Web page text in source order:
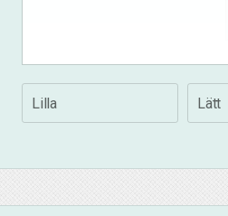
Lilla Lätt